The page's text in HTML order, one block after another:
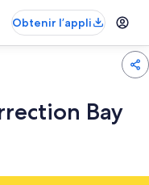
Obtenir l’appli
Bay